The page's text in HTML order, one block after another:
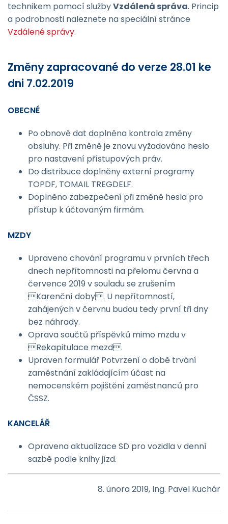
technikem pomocí službyVzdálená správa. Princip
a podrobnosti naleznete na speciální stránce
Vzdálené správy.
Změny zapracované do verze 28.01 ke
dni 7.02.2019
OBECNÉ
Po obnově dat doplněna kontrola změny
obsluhy. Při změně je znovu vyžadováno heslo
pro nastavení přístupových práv.
Do distribuce doplněny externí programy
TOPDF, TOMAIL TREGDELF.
Doplněno zabezpečení při změně hesla pro
přístup k účtovaným firmám.
MZDY
Upraveno chování programu v prvních třech
dnech nepřítomnosti na přelomu června a
července 2019 v souladu se zrušením
Karenční doby. U nepřítomností,
zahájených v červnu budou tedy první tři dny
bez náhrady.
Oprava součtů příspěvků mimo mzdu v
Rekapitulace mezd.
Upraven formulář Potvrzení o době trvání
zaměstnání zakládajícím účast na
nemocenském pojištění zaměstnanců pro
ČSSZ.
KANCELÁŘ
Opravena aktualizace SD pro vozidla v denní
sazbě podle knihy jízd.
8. února 2019, Ing. Pavel Kuchár